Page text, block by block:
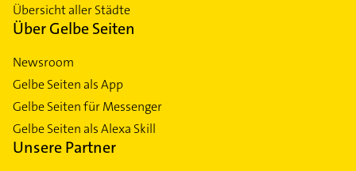
Übersicht aller Städte
Über Gelbe Seiten
Newsroom
Gelbe Seiten als App
Gelbe Seiten für Messenger
Gelbe Seiten als Alexa Skill
Unsere Partner